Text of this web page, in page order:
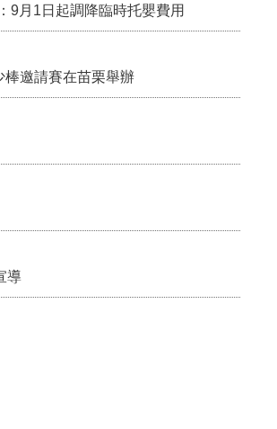
9月1日起調降臨時托嬰費用
邀請賽在苗栗舉辦
導